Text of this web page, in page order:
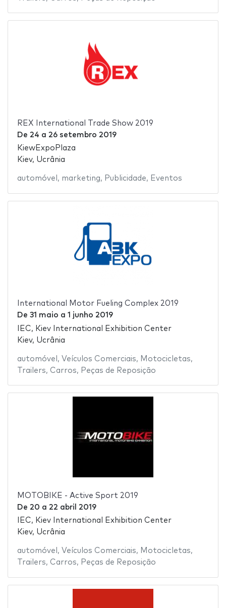
REX International Trade Show 2019
De 24 a 26 setembro 2019
KiewExpoPlaza
Kiev, Ucrânia
automóvel , marketing, Publicidade, Eventos
International Motor Fueling Complex 2019
De 31 maio a 1 junho 2019
IEC, Kiev International Exhibition Center
Kiev, Ucrânia
automóvel , Veículos Comerciais, Motocicletas,
Trailers, Carros, Peças de Reposição
MOTOBIKE - Active Sport 2019
De 20 a 22 abril 2019
IEC, Kiev International Exhibition Center
Kiev, Ucrânia
automóvel , Veículos Comerciais, Motocicletas,
Trailers, Carros, Peças de Reposição